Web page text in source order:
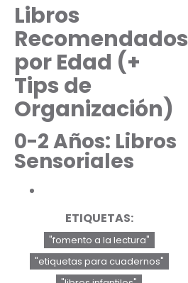
Libros
Recomendados
por Edad (+
Tips de
Organización)
0-2 Años: Libros
Sensoriales
ETIQUETAS:
"fomento a la lectura"
"etiquetas para cuadernos"